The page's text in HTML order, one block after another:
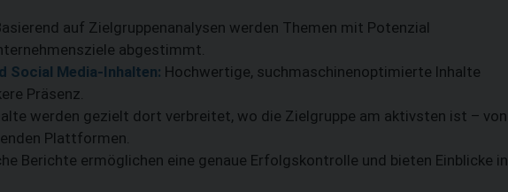
auf Zielgruppenanalysen werden Themen mit Potenzial
abgestimmt.
Social Media-Inhalten: Hochwertige, suchmaschinenoptimierte Inhalte
Präsenz.
werden gezielt dort verbreitet, wo die Zielgruppe am aktivsten ist – von
Plattformen.
Berichte ermöglichen eine genaue Erfolgskontrolle und bieten Einblicke in